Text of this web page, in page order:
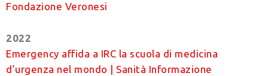
Fondazione Veronesi
2022
Emergency affida a IRC la scuola di medicina
d’urgenza nel mondo | Sanità Informazione